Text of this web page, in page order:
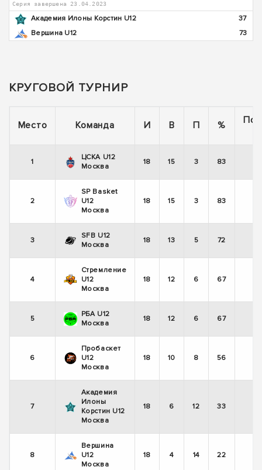
Серия завершена 23.04.2023
Академия Илоны Корстин U12
37
Вершина U12
73
КРУГОВОЙ ТУРНИР
Место Команда И В П %
1
ЦСКА U12
Москва
18 15 3 83
2
SP Basket
U12
Москва
18 15 3 83
3
SFB U12
Москва
18 13 5 72
4
Стремление
U12
Москва
18 12 6 67
5
РБА U12
Москва
18 12 6 67
6
Пробаскет
U12
Москва
18 10 8 56
7
Академия
Илоны
Корстин U12
Москва
18 6 12 33
8
Вершина
U12
Москва
18 4 14 22